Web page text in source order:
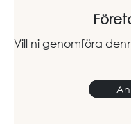
Vill ni genomföra